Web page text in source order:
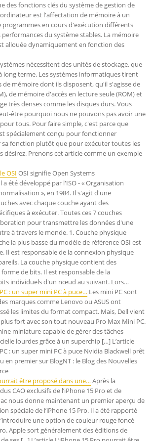
des fonctions clés du système de gestion de
est l'affectation de mémoire à un
programmes en cours d'exécution différents
du système stables. La mémoire
allouée dynamiquement en fonction des
nécessitent des unités de stockage, que
long terme. Les systèmes informatiques tirent
de mémoire dont ils disposent, qu'il s'agisse de
de mémoire d'accès en lecture seule (ROM) et
très denses comme les disques durs. Vous
être pourquoi nous ne pouvons pas avoir une
tous. Pour faire simple, c'est parce que
spécialement conçu pour fonctionner
fonction plutôt que pour exécuter toutes les
désirez. Prenons cet article comme un exemple
OSI OSI signifie Open Systems
été développé par l'ISO - « Organisation
», en 1984. Il s'agit d'une
avec chaque couche ayant des
à exécuter. Toutes ces 7 couches
pour transmettre les données d'une
à travers le monde. 1. Couche physique
la plus basse du modèle de référence OSI est
Il est responsable de la connexion physique
La couche physique contient des
de bits. Il est responsable de la
individuels d'un nœud au suivant. Lors…
: un super mini PC à puce… Les mini PC sont
marques comme Lenovo ou ASUS ont
les limites du format compact. Mais, Dell vient
fort avec son tout nouveau Pro Max Mini PC.
miniature capable de gérer des tâches
lourdes grâce à un superchip […] L’article
: un super mini PC à puce Nvidia Blackwell prêt
en premier sur BlogNT : le Blog des Nouvelles
être proposé dans une…Après la
CAO exclusifs de l’iPhone 15 Pro et de
nous donne maintenant un premier aperçu de
spéciale de l’iPhone 15 Pro. Il a été rapporté
une option de couleur rouge foncé
Apple sort généralement des éditions de